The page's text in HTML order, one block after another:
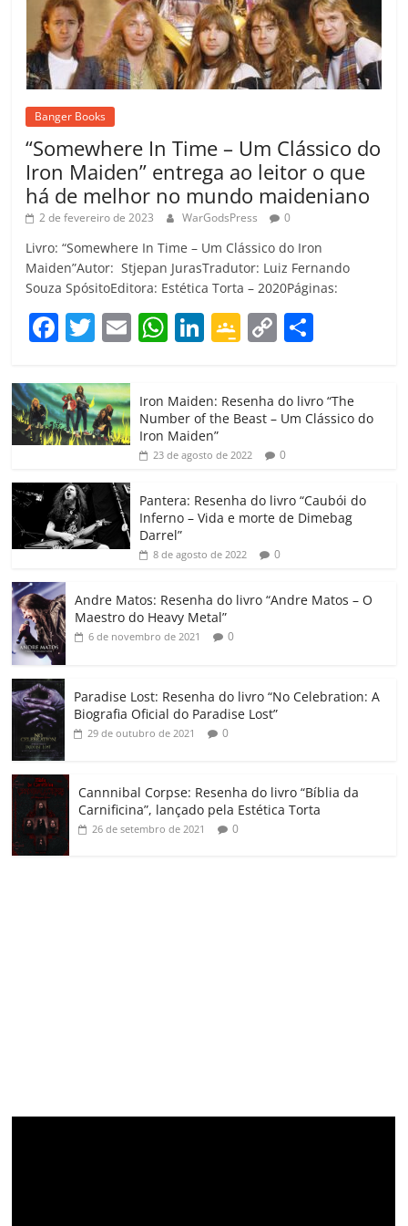
Banger Books
“Somewhere In Time – Um Clássico do
Iron Maiden” entrega ao leitor o que
há de melhor no mundo maideniano
2 de fevereiro de 2023 WarGodsPress 0
Livro: “Somewhere In Time – Um Clássico do Iron
Maiden”Autor: Stjepan JurasTradutor: Luiz Fernando
Souza SpósitoEditora: Estética Torta – 2020Páginas:
F
c
e
b
o
o
k
T
itt
er
E W
at
s
A
p
Li
e
dI
G
gl
e
Cl
a
ss
ro
o
C
p
y
Li
k
m
p
h
ar
Iron Maiden: Resenha do livro “The
Number of the Beast – Um Clássico do
Iron Maiden”
23 de agosto de 2022 0
Pantera: Resenha do livro “Caubói do
Inferno – Vida e morte de Dimebag
Darrel”
8 de agosto de 2022 0
Andre Matos: Resenha do livro “Andre Matos – O
Maestro do Heavy Metal”
6 de novembro de 2021 0
Paradise Lost: Resenha do livro “No Celebration: A
Biografia Oficial do Paradise Lost”
29 de outubro de 2021 0
Cannnibal Corpse: Resenha do livro “Bíblia da
Carnificina”, lançado pela Estética Torta
26 de setembro de 2021 0